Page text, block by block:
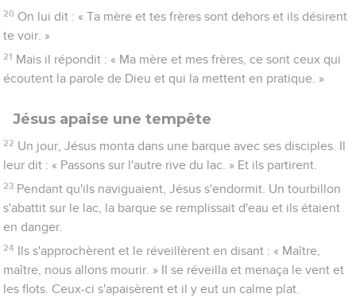
20 On lui dit : « Ta mère et tes frères sont dehors et ils désirent
te voir. »
21 Mais il répondit : « Ma mère et mes frères, ce sont ceux qui
écoutent la parole de Dieu et qui la mettent en pratique. »
Jésus apaise une tempête
22 Un jour, Jésus monta dans une barque avec ses disciples. Il
leur dit : « Passons sur l'autre rive du lac. » Et ils partirent.
23 Pendant qu'ils naviguaient, Jésus s'endormit. Un tourbillon
s'abattit sur le lac, la barque se remplissait d'eau et ils étaient
en danger.
24 Ils s'approchèrent et le réveillèrent en disant : « Maître,
maître, nous allons mourir. » Il se réveilla et menaça le vent et
les flots. Ceux-ci s'apaisèrent et il y eut un calme plat.